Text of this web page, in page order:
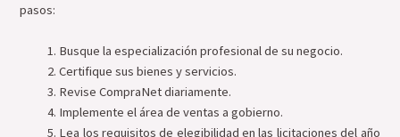
pasos:
Busque la especialización profesional de su negocio.
Certifique sus bienes y servicios.
Revise CompraNet diariamente.
Implemente el área de ventas a gobierno.
Lea los requisitos de elegibilidad en las licitaciones del año